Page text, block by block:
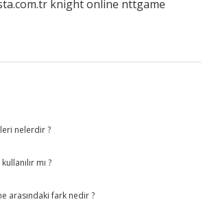
knight online nttgame
nelerdir ?
mı ?
arasındaki fark nedir ?